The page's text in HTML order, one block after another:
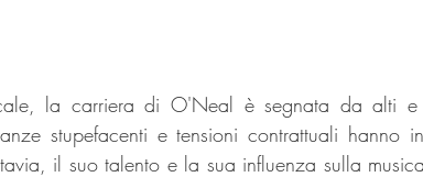
la carriera di O'Neal è segnata da alti e
stupefacenti e tensioni contrattuali hanno
il suo talento e la sua influenza sulla